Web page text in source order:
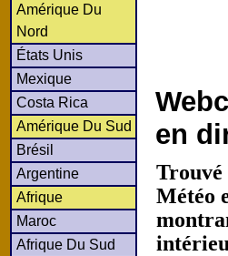
Amérique Du
Nord
États Unis
Mexique
Costa Rica
Amérique Du Sud
Brésil
Argentine
Afrique
Maroc
Afrique Du Sud
en
Trouvé
Météo